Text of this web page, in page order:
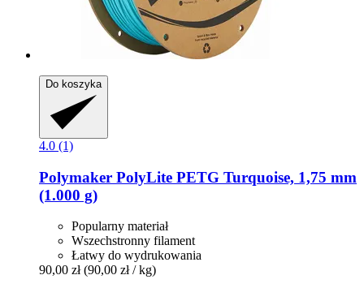
Do koszyka
4.0 (1)
Polymaker PolyLite PETG Turquoise, 1,75 mm
(1.000 g)
Popularny materiał
Wszechstronny filament
Łatwy do wydrukowania
90,00 zł (90,00 zł / kg)